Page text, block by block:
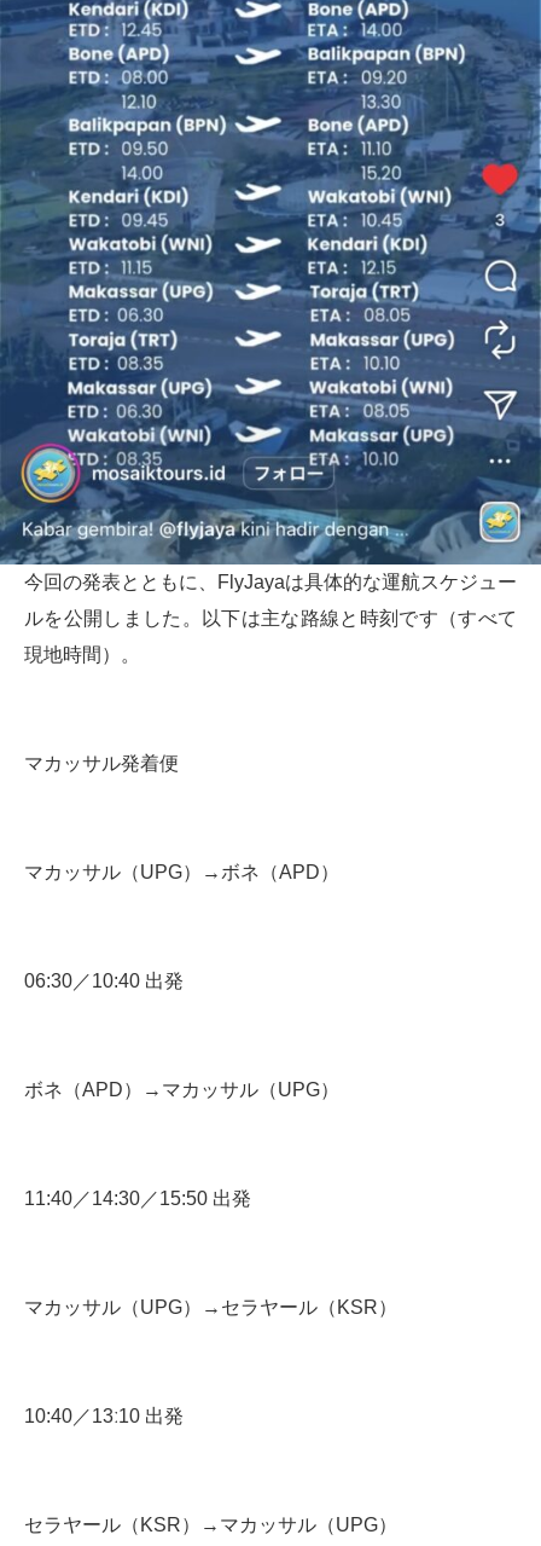
今回の発表とともに、FlyJayaは具体的な運航スケジュー
ルを公開しました。以下は主な路線と時刻です（すべて
現地時間）。
マカッサル発着便
マカッサル（UPG）→ボネ（APD）
06:30／10:40 出発
ボネ（APD）→マカッサル（UPG）
11:40／14:30／15:50 出発
マカッサル（UPG）→セラヤール（KSR）
10:40／13ː10 出発
セラヤール（KSR）→マカッサル（UPG）